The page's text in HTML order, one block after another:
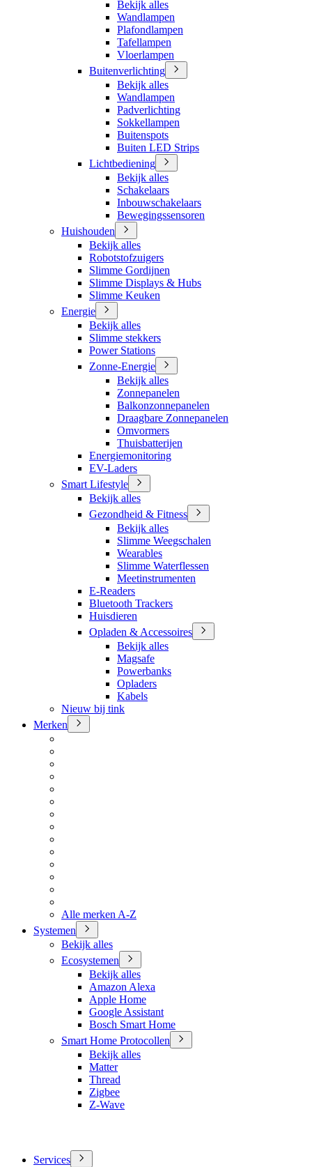
Bekijk alles
Wandlampen
Plafondlampen
Tafellampen
Vloerlampen
Buitenverlichting
Bekijk alles
Wandlampen
Padverlichting
Sokkellampen
Buitenspots
Buiten LED Strips
Lichtbediening
Bekijk alles
Schakelaars
Inbouwschakelaars
Bewegingssensoren
Huishouden
Bekijk alles
Robotstofzuigers
Slimme Gordijnen
Slimme Displays & Hubs
Slimme Keuken
Energie
Bekijk alles
Slimme stekkers
Power Stations
Zonne-Energie
Bekijk alles
Zonnepanelen
Balkonzonnepanelen
Draagbare Zonnepanelen
Omvormers
Thuisbatterijen
Energiemonitoring
EV-Laders
Smart Lifestyle
Bekijk alles
Gezondheid & Fitness
Bekijk alles
Slimme Weegschalen
Wearables
Slimme Waterflessen
Meetinstrumenten
E-Readers
Bluetooth Trackers
Huisdieren
Opladen & Accessoires
Bekijk alles
Magsafe
Powerbanks
Opladers
Kabels
Nieuw bij tink
Merken
Alle merken A-Z
Systemen
Bekijk alles
Ecosystemen
Bekijk alles
Amazon Alexa
Apple Home
Google Assistant
Bosch Smart Home
Smart Home Protocollen
Bekijk alles
Matter
Thread
Zigbee
Z-Wave
Services